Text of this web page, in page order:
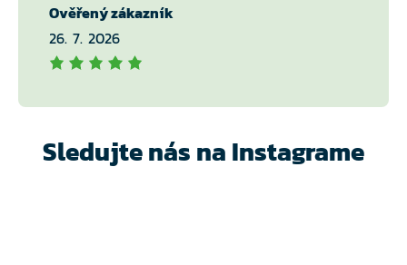
Ověřený zákazník
26. 7. 2026
Sledujte nás na Instagrame